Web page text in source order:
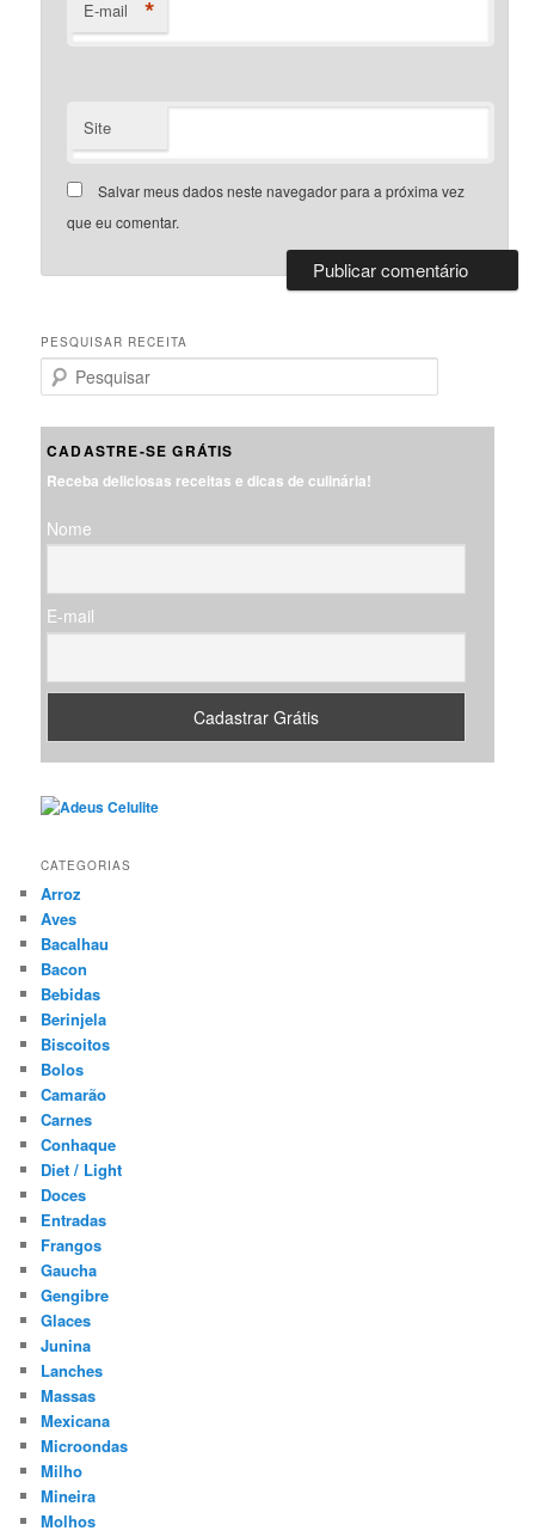
E-mail *
Site
Salvar meus dados neste navegador para a próxima vez
que eu comentar.
PESQUISAR RECEITA
e
u
a
CADASTRE-SE GRÁTIS
Receba deliciosas receitas e dicas de culinária!
Nome
E-mail
CATEGORIAS
Arroz
Aves
Bacalhau
Bacon
Bebidas
Berinjela
Biscoitos
Bolos
Camarão
Carnes
Conhaque
Diet / Light
Doces
Entradas
Frangos
Gaucha
Gengibre
Glaces
Junina
Lanches
Massas
Mexicana
Microondas
Milho
Mineira
Molhos